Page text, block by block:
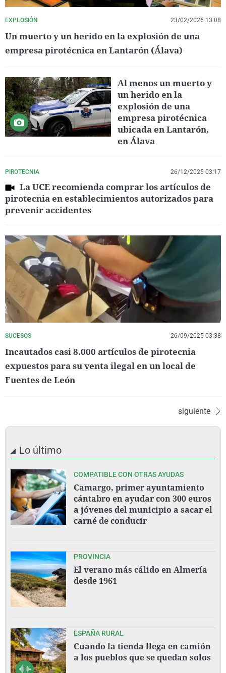
EXPLOSIÓN 23/02/2026 13:08
Un muerto y un herido en la explosión de una
empresa pirotécnica en Lantarón (Álava)
Al menos un muerto y
un herido en la
explosión de una
empresa pirotécnica
ubicada en Lantarón,
en Álava
PIROTECNIA 26/12/2025 03:17
La UCE recomienda comprar los artículos de
pirotecnia en establecimientos autorizados para
prevenir accidentes
SUCESOS 26/09/2025 03:38
Incautados casi 8.000 artículos de pirotecnia
expuestos para su venta ilegal en un local de
Fuentes de León
siguiente
Lo último
COMPATIBLE CON OTRAS AYUDAS
Camargo, primer ayuntamiento
cántabro en ayudar con 300 euros
a jóvenes del municipio a sacar el
carné de conducir
PROVINCIA
El verano más cálido en Almería
desde 1961
ESPAÑA RURAL
Cuando la tienda llega en camión
a los pueblos que se quedan solos